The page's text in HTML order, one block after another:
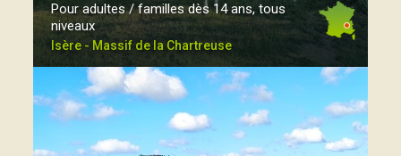
Pour adultes / familles dès 14 ans, tous
niveaux
Isère - Massif de la Chartreuse